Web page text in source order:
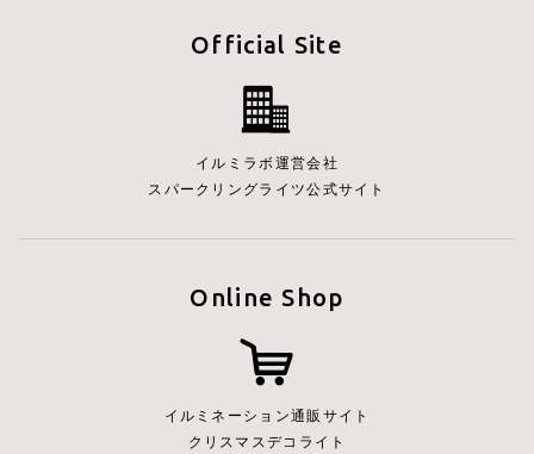
Official Site
イルミラボ運営会社
スパークリングライツ公式サイト
Online Shop
イルミネーション通販サイト
クリスマスデコライト